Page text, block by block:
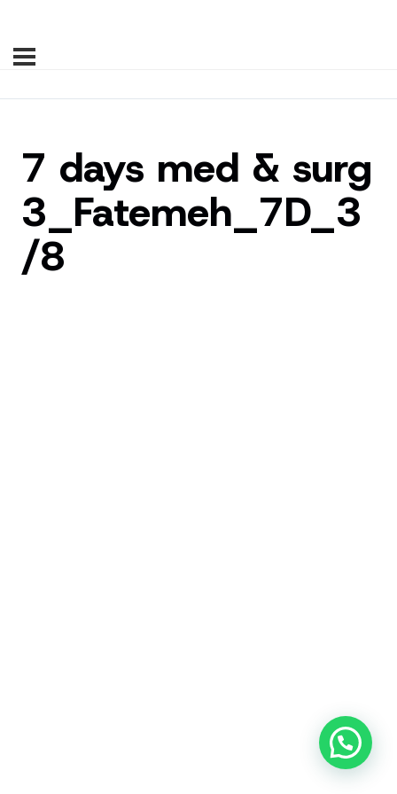
7 days med & surg
3_Fatemeh_7D_3
/8